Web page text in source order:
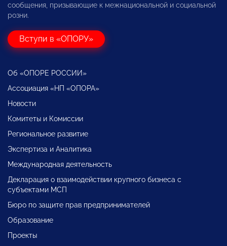
сообщения, призывающие к межнациональной и социальной
розни.
Вступи в «ОПОРУ»
Об «ОПОРЕ РОССИИ»
Ассоциация «НП «ОПОРА»
Новости
Комитеты и Комиссии
Региональное развитие
Экспертиза и Аналитика
Международная деятельность
Декларация о взаимодействии крупного бизнеса с
субъектами МСП
Бюро по защите прав предпринимателей
Образование
Проекты